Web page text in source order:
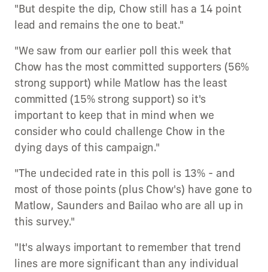
"But despite the dip, Chow still has a 14 point
lead and remains the one to beat."
"We saw from our earlier poll this week that
Chow has the most committed supporters (56%
strong support) while Matlow has the least
committed (15% strong support) so it's
important to keep that in mind when we
consider who could challenge Chow in the
dying days of this campaign."
"The undecided rate in this poll is 13% - and
most of those points (plus Chow's) have gone to
Matlow, Saunders and Bailao who are all up in
this survey."
"It's always important to remember that trend
lines are more significant than any individual